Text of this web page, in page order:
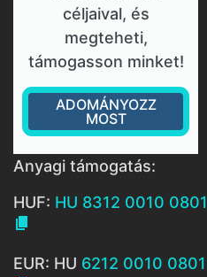
céljaival, és
megteheti,
támogasson minket!
ADOMÁNYOZZ
MOST
Anyagi támogatás:
HUF: HU 8312 0010

EUR: HU 6212 0010